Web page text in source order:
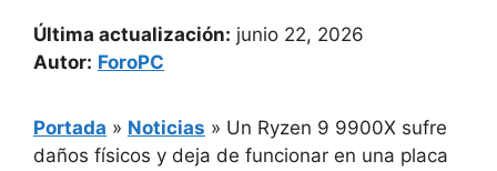
Última actualización: junio 22, 2026
Autor: ForoPC
Portada » Noticias » Un Ryzen 9 9900X sufre
daños físicos y deja de funcionar en una placa